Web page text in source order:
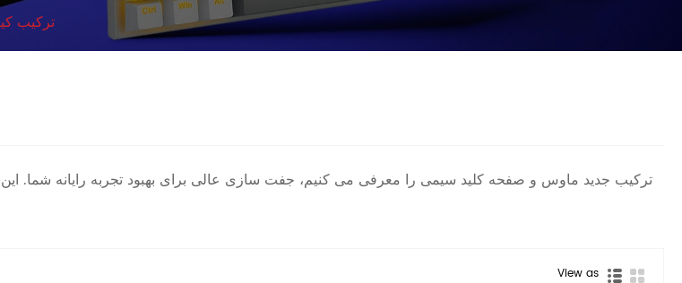
ترکیب
ترکیب جدید ماوس و صفحه کلید سیمی را معرفی می کنیم، جفت سازی عالی برای بهبود تجربه رایانه
View as